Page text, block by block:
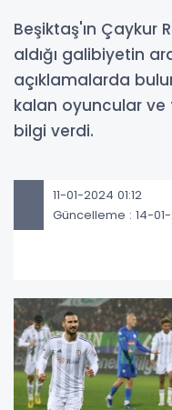
Beşiktaş'ın Çaykur
aldığı galibiyetin
açıklamalarda
kalan oyuncular ve
bilgi verdi.
11-01-2024 01:12
Güncelleme : 14-